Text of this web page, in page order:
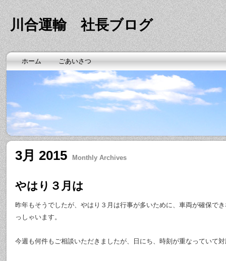
川合運輸 社長ブログ
ホーム ごあいさつ
3月 2015 Monthly Archives
やはり３月は
昨年もそうでしたが、やはり３月は行事が多いために、車両が確保で
っしゃいます。
今週も何件もご相談いただきましたが、日にち、時刻が重なっていて